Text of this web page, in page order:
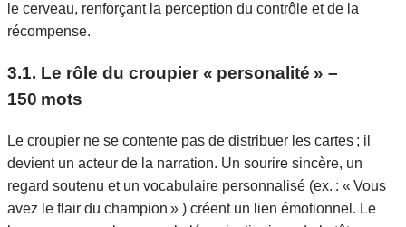
le cerveau, renforçant la perception du contrôle et de la
récompense.
3.1. Le rôle du croupier « personalité » –
150 mots
Le croupier ne se contente pas de distribuer les cartes ; il
devient un acteur de la narration. Un sourire sincère, un
regard soutenu et un vocabulaire personnalisé (ex. : « Vous
avez le flair du champion » ) créent un lien émotionnel. Le